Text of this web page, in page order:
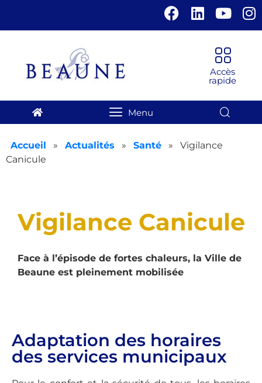
Accueil » Actualités » Santé »
Vigilance
Canicule
Vigilance Canicule
Face à l’épisode de fortes chaleurs, la Ville de
Beaune est pleinement mobilisée
Adaptation des horaires
des services municipaux